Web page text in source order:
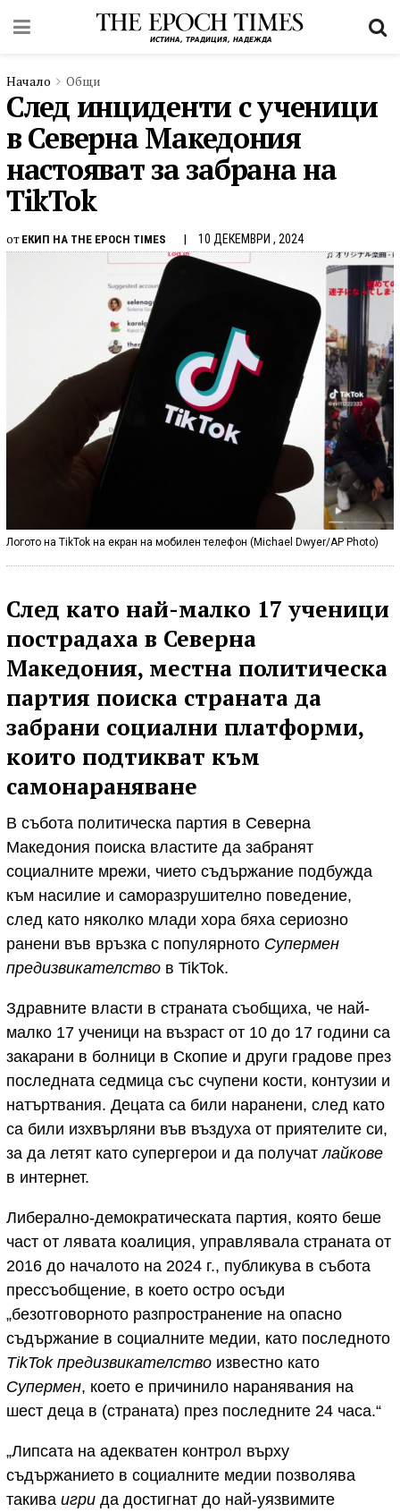
Начало Общи
След инциденти с ученици
в Северна Македония
настояват за забрана на
TikTok
от ЕКИП НА THE EPOCH TIMES 10 ДЕКЕМВРИ , 2024
Логото на TikTok на екран на мобилен телефон (Michael Dwyer/AP Photo)
След като най-малко 17 ученици
пострадаха в Северна
Македония, местна политическа
партия поиска страната да
забрани социални платформи,
които подтикват към
самонараняване
В събота политическа партия в Северна
Македония поиска властите да забранят
социалните мрежи, чието съдържание подбужда
към насилие и саморазрушително поведение,
след като няколко млади хора бяха сериозно
ранени във връзка с популярното Супермен
предизвикателство в TikTok.
Здравните власти в страната съобщиха, че най-
малко 17 ученици на възраст от 10 до 17 години са
закарани в болници в Скопие и други градове през
последната седмица със счупени кости, контузии и
натъртвания. Децата са били наранени, след като
са били изхвърляни във въздуха от приятелите си,
за да летят като супергерои и да получатлайкове
в интернет.
Либерално-демократическата партия, която беше
част от лявата коалиция, управлявала страната от
2016 до началото на 2024 г., публикува в събота
прессъобщение, в което остро осъди
„безотговорното разпространение на опасно
съдържание в социалните медии, като последното
TikTok предизвикателство известно като
Супермен, което е причинило наранявания на
шест деца в (страната) през последните 24 часа.“
„Липсата на адекватен контрол върху
съдържанието в социалните медии позволява
такива игри да достигнат до най-уязвимите